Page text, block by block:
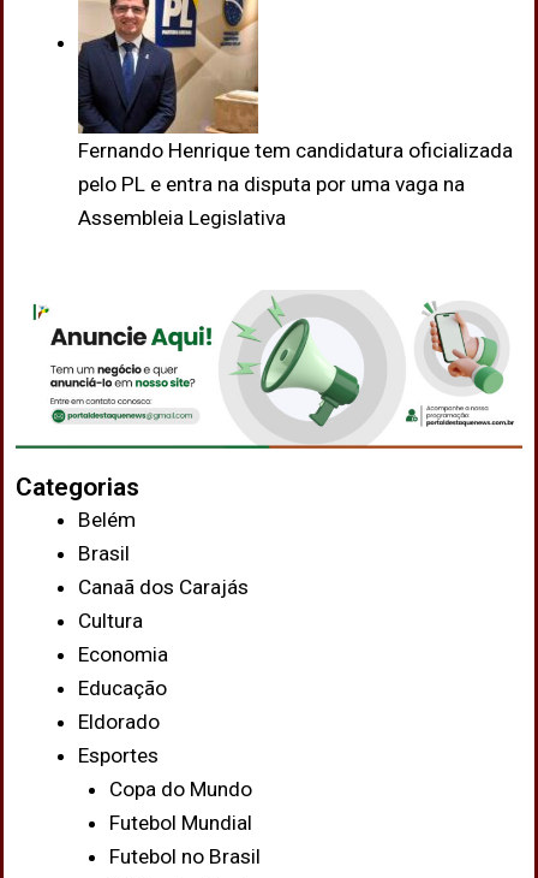
Fernando Henrique tem candidatura oficializada
pelo PL e entra na disputa por uma vaga na
Assembleia Legislativa
Categorias
Belém
Brasil
Canaã dos Carajás
Cultura
Economia
Educação
Eldorado
Esportes
Copa do Mundo
Futebol Mundial
Futebol no Brasil